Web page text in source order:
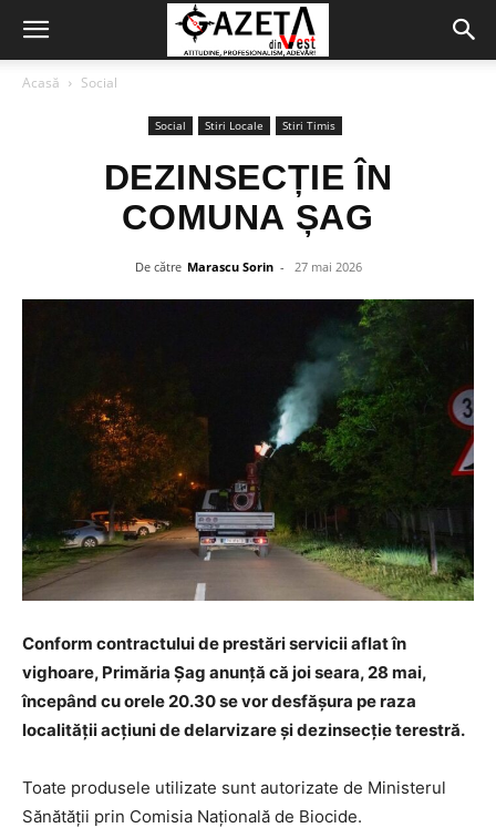
Acasă Social
Social Stiri Locale Stiri Timis
DEZINSECȚIE ÎN
COMUNA ȘAG
De către Marascu Sorin - 27 mai 2026
Conform contractului de prestări servicii aflat în
vighoare, Primăria Șag anunță că joi seara, 28 mai,
începând cu orele 20.30 se vor desfășura pe raza
localității acțiuni de delarvizare și dezinsecție terestră.
Toate produsele utilizate sunt autorizate de Ministerul
Sănătății prin Comisia Națională de Biocide.